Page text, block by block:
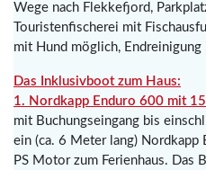
Wege nach Flekkefjord,
Touristenfischerei mit
mit Hund möglich, Endreinigung
Das Inklusivboot zum Haus:
1. Nordkapp Enduro 600 mit
mit Buchungseingang bis
ein (ca. 6 Meter lang)
PS Motor zum Ferienhaus. Das